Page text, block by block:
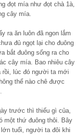
đọt mía như đọt chà 1à,
cây mía.
ra ăn luôn đã ngon lắm
đủ ngọt lại cho đuông
bắt đuông sống ra cho
cây mía. Bao nhiêu cây
rồi, lúc đó người ta mới
thể nào chê được
trước thì thiếu gì của,
một thứ đuông thôi. Bây
tuổi, người ta đôi khi